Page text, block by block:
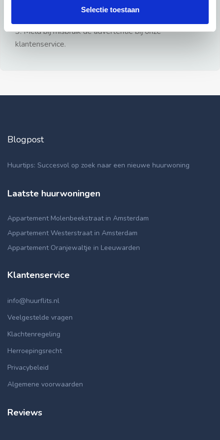
Selectie toestaan
3: Meld bij misbruik de advertentie bij onze
klantenservice.
Blogpost
Huurtips: Succesvol op zoek naar een nieuwe huurwoning
Laatste huurwoningen
Appartement Molenbeekstraat in Amsterdam
Appartement Westerstraat in Amsterdam
Appartement Oranjewaltje in Leeuwarden
Klantenservice
info@huurflits.nl
Veelgestelde vragen
Klachtenregeling
Herroepingsrecht
Privacybeleid
Algemene voorwaarden
Reviews